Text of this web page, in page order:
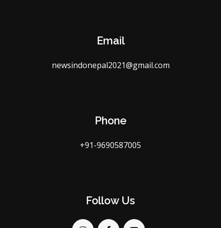
Email
newsindonepal2021@gmail.com
Phone
+91-9690587005
Follow Us